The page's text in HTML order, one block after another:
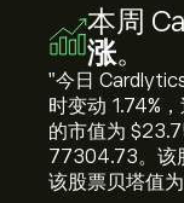
本周
涨。
"今日
时变动 ‎1.74‎%
的市值为
77304.73。该
该股票贝塔值